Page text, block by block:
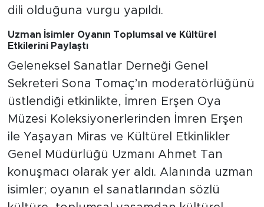
dili olduğuna vurgu yapıldı.
Uzman İsimler Oyanın Toplumsal ve Kültürel
Etkilerini Paylaştı
Geleneksel Sanatlar Derneği Genel
Sekreteri Sona Tomaç’ın moderatörlüğünü
üstlendiği etkinlikte, İmren Erşen Oya
Müzesi Koleksiyonerlerinden İmren Erşen
ile Yaşayan Miras ve Kültürel Etkinlikler
Genel Müdürlüğü Uzmanı Ahmet Tan
konuşmacı olarak yer aldı. Alanında uzman
isimler; oyanın el sanatlarından sözlü